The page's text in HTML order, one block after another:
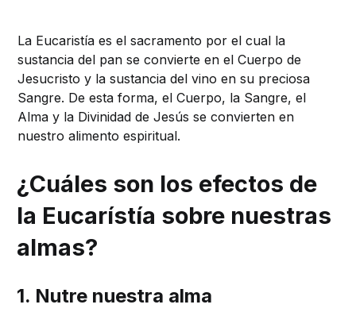
La Eucaristía es el sacramento por el cual la
sustancia del pan se convierte en el Cuerpo de
Jesucristo y la sustancia del vino en su preciosa
Sangre. De esta forma, el Cuerpo, la Sangre, el
Alma y la Divinidad de Jesús se convierten en
nuestro alimento espiritual.
¿Cuáles son los efectos de
la Eucarístía sobre nuestras
almas?
1. Nutre nuestra alma